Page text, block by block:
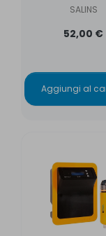
SALINS
52,00 €
Aggiungi al